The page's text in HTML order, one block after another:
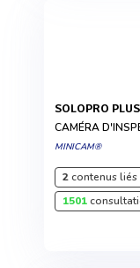
SOLOPRO
CAMÉRA
MINICAM®
2contenus liés
1501